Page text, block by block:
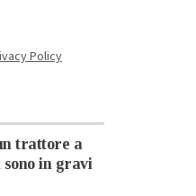
Policy
trattore a
in gravi